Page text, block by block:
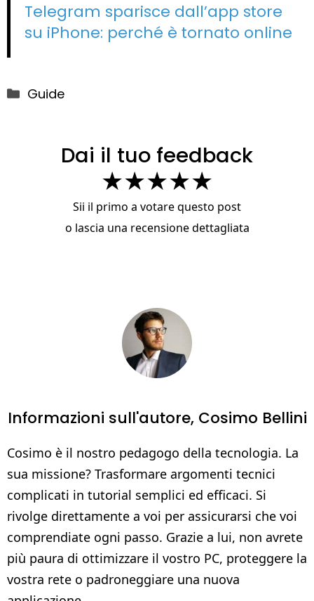
Telegram sparisce dall’app store
su iPhone: perché è tornato online
Categorie
Guide
Dai il tuo feedback
★★★★★
Sii il primo a votare questo post
o lascia una recensione dettagliata
Informazioni sull'autore, Cosimo Bellini
Cosimo è il nostro pedagogo della tecnologia. La
sua missione? Trasformare argomenti tecnici
complicati in tutorial semplici ed efficaci. Si
rivolge direttamente a voi per assicurarsi che voi
comprendiate ogni passo. Grazie a lui, non avrete
più paura di ottimizzare il vostro PC, proteggere la
vostra rete o padroneggiare una nuova